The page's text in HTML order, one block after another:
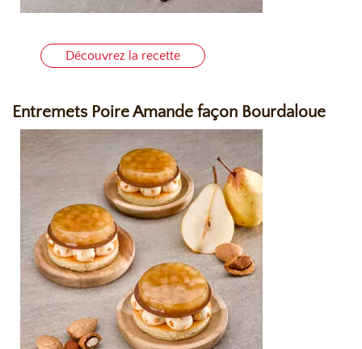
Découvrez la recette
Entremets Poire Amande façon Bourdaloue